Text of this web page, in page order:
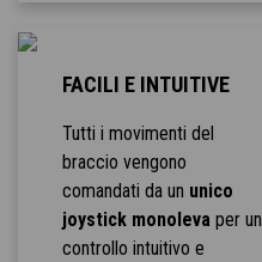
FACILI E INTUITIVE
Tutti i movimenti del
braccio vengono
comandati da un unico
joystick monoleva per un
controllo intuitivo e